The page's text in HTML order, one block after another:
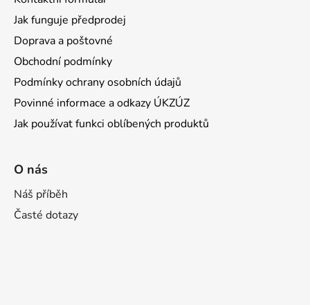
Jak funguje předprodej
Doprava a poštovné
Obchodní podmínky
Podmínky ochrany osobních údajů
Povinné informace a odkazy ÚKZÚZ
Jak používat funkci oblíbených produktů
O nás
Náš příběh
Časté dotazy